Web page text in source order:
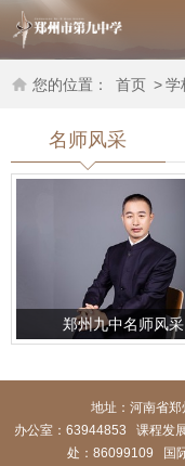
您的位置： 首页 >学
名师风采
郑州九中名师风采
地址：河南省
办公室：63944853
课程发
处：86099109 国